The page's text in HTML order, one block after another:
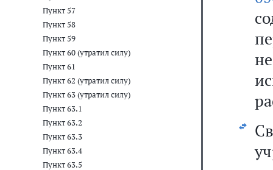
Пункт 57
Пункт 58
Пункт 59
Пункт 60 (утратил силу)
Пункт 61
Пункт 62 (утратил силу)
Пункт 63 (утратил силу)
Пункт 63.1
Пункт 63.2
Пункт 63.3
Пункт 63.4
Пункт 63.5